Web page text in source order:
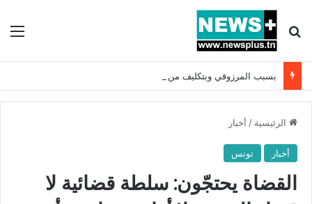
بحث عن
الرئيسية / أخبار
أخبار تونس
القضاة يحتجّون: سلطة قضائية لا